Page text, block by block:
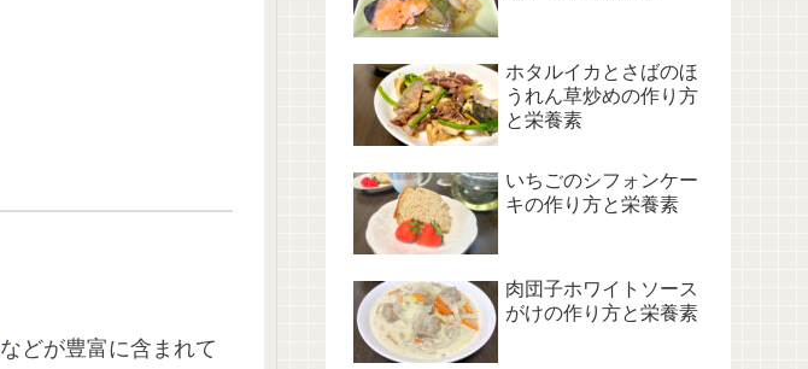
などが豊富に含まれて
ホタルイカとさばのほ
うれん草炒めの作り方
と栄養素
いちごのシフォンケー
キの作り方と栄養素
肉団子ホワイトソース
がけの作り方と栄養素